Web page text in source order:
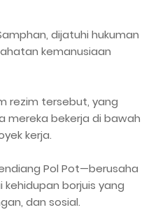
dijatuhi hukuman
kemanusiaan
rezim tersebut, yang
mereka bekerja di bawah
kerja.
Pol Pot—berusaha
borjuis yang
dan sosial.